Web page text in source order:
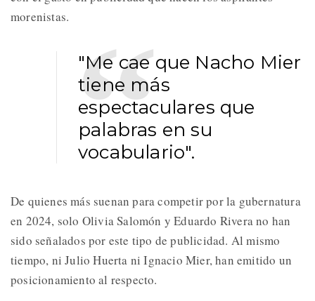
morenistas.
"Me cae que Nacho Mier
tiene más
espectaculares que
palabras en su
vocabulario".
De quienes más suenan para competir por la gubernatura
en 2024, solo Olivia Salomón y Eduardo Rivera no han
sido señalados por este tipo de publicidad. Al mismo
tiempo, ni Julio Huerta ni Ignacio Mier, han emitido un
posicionamiento al respecto.